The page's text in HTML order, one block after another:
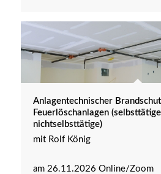
Anlagentechnischer
Feuerlöschanlagen
nichtselbsttätige)
mit Rolf König
am 26.11.2026 Online/Zoom